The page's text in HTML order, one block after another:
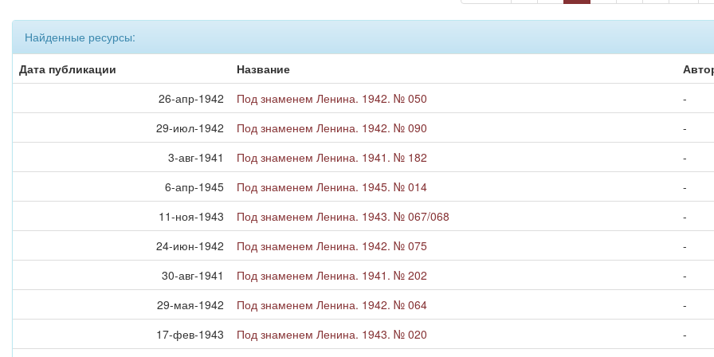
Найденные ресурсы:
Дата публикации
Название
26-апр-1942
Под знаменем Ленина. 1942. № 050
-
29-июл-1942
Под знаменем Ленина. 1942. № 090
-
3-авг-1941
Под знаменем Ленина. 1941. № 182
-
6-апр-1945
Под знаменем Ленина. 1945. № 014
-
11-ноя-1943
Под знаменем Ленина. 1943. № 067/068
-
24-июн-1942
Под знаменем Ленина. 1942. № 075
-
30-авг-1941
Под знаменем Ленина. 1941. № 202
-
29-мая-1942
Под знаменем Ленина. 1942. № 064
-
17-фев-1943
Под знаменем Ленина. 1943. № 020
-